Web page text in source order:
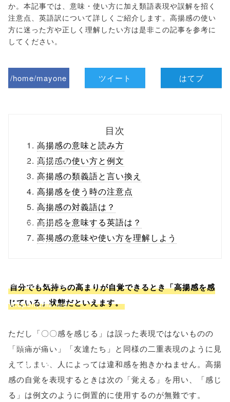
か。本記事では、意味・使い方に加え類語表現や誤解を招く
注意点、英語訳について詳しくご紹介します。高揚感の使い
方に迷った方や正しく理解したい方は是非この記事を参考に
してください。
/home/mayone
ml/wp-
content/themes
/tapbiz_theme/
parts/sns-
buttons.php on
line10
onclick="windo
w.open(this.hre
'width=550,
height=450,
menubar=no,
ツイート はてブ
目次
高揚感の意味と読み方
高揚感の使い方と例文
高揚感の類義語と言い換え
高揚感を使う時の注意点
高揚感の対義語は？
高揚感を意味する英語は？
高揚感の意味や使い方を理解しよう
自分でも気持ちの高まりが自覚できるとき「高揚感を感
じている」状態だといえます。
ただし「〇〇感を感じる」は誤った表現ではないものの
「頭痛が痛い」「友達たち」と同様の二重表現のように見
えてしまい、人によっては違和感を抱きかねません。高揚
感の自覚を表現するときは次の「覚える」を用い、「感じ
る」は例文のように倒置的に使用するのが無難です。